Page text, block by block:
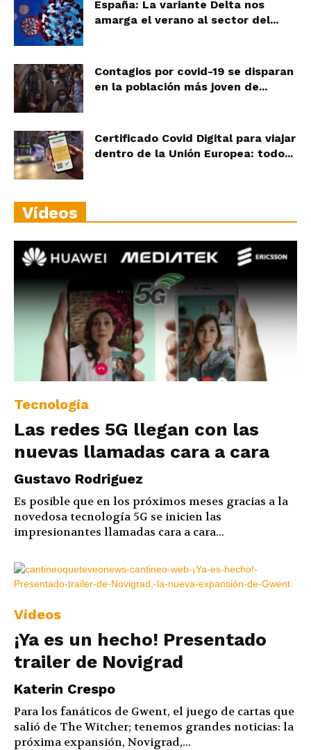
España: La variante Delta nos
amarga el verano al sector del...
Contagios por covid-19 se disparan
en la población más joven de...
Certificado Covid Digital para viajar
dentro de la Unión Europea: todo...
Vídeos
Tecnología
Las redes 5G llegan con las
nuevas llamadas cara a cara
Gustavo Rodriguez
Es posible que en los próximos meses gracias a la
novedosa tecnología 5G se inicien las
impresionantes llamadas cara a cara...
Vídeos
¡Ya es un hecho! Presentado
trailer de Novigrad
Katerin Crespo
Para los fanáticos de Gwent, el juego de cartas que
salió de The Witcher; tenemos grandes noticias: la
próxima expansión, Novigrad,...